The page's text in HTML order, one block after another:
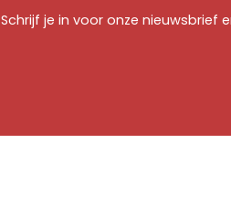
Schrijf je in voor onze